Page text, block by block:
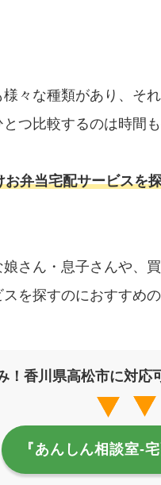
々な種類があり、そ
つ比較するのは時間も
お弁当宅配サービスを
さん・息子さんや、
を探すのにおすすめの
！香川県高松市に対応
『あんしん相談室‐